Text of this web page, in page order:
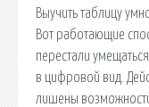
Выучить таблицу
Вот работающие
перестали
в цифровой вид.
лишены